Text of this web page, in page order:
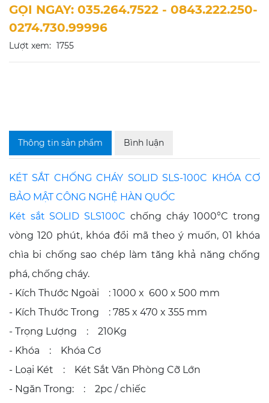
GỌI NGAY: 035.264.7522 - 0843.222.250-
0274.730.99996
Lượt xem: 1755
Thông tin sản phẩm Bình luận
KÉT SẮT CHỐNG CHÁY SOLID SLS-100C KHÓA CƠ
BẢO MẬT CÔNG NGHỆ HÀN QUỐC
Két sắt SOLID SLS100C chống cháy 1000°C trong
vòng 120 phút, khóa đổi mã theo ý muốn, 01 khóa
chìa bi chống sao chép làm tăng khả năng chống
phá, chống cháy.
- Kích Thước Ngoài : 1000 x 600 x 500 mm
- Kích Thước Trong : 785 x 470 x 355 mm
- Trọng Lượng : 210Kg
- Khóa : Khóa Cơ
- Loại Két : Két Sắt Văn Phòng Cỡ Lớn
- Ngăn Trong: : 2pc / chiếc